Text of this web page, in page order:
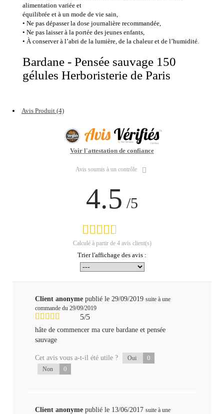
alimentation variée et
équilibrée et à un mode de vie sain,
• Ne pas dépasser la dose journalière recommandée,
• Ne pas laisser à la portée des jeunes enfants,
• À conserver à l’abri de la lumière, de la chaleur et de l’humidité.
Bardane - Pensée sauvage 150
gélules Herboristerie de Paris
Avis Produit (4)
Voir l'attestation de confiance
Avis soumis à un contrôle
4.5 /5
Calculé à partir de 4avis client(s)
Trier l'affichage des avis :
Client anonyme publié le 29/09/2019 suite à une
commande du 29/09/2019
5/5
hâte de commencer ma cure bardane et pensée
sauvage
Cet avis vous a-t-il été utile ? Oui 0
Non 0
Client anonyme publié le 13/06/2017 suite à une